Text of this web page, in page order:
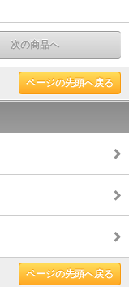
次の商品へ
ページの先頭へ戻る
ページの先頭へ戻る